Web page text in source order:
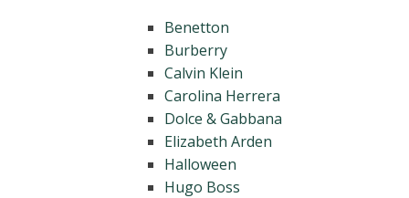
Benetton
Burberry
Calvin Klein
Carolina Herrera
Dolce & Gabbana
Elizabeth Arden
Halloween
Hugo Boss